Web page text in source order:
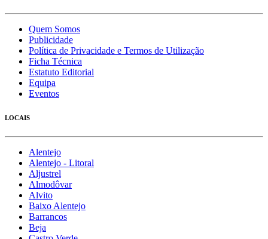
Quem Somos
Publicidade
Política de Privacidade e Termos de Utilização
Ficha Técnica
Estatuto Editorial
Equipa
Eventos
LOCAIS
Alentejo
Alentejo - Litoral
Aljustrel
Almodôvar
Alvito
Baixo Alentejo
Barrancos
Beja